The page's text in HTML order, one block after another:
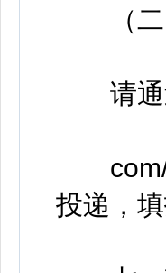
（二
请通过
com/
投递，